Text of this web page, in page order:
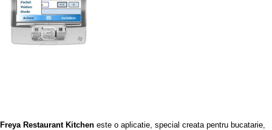
Freya Restaurant Kitchen este o aplicatie, special creata pentru bucatarie,